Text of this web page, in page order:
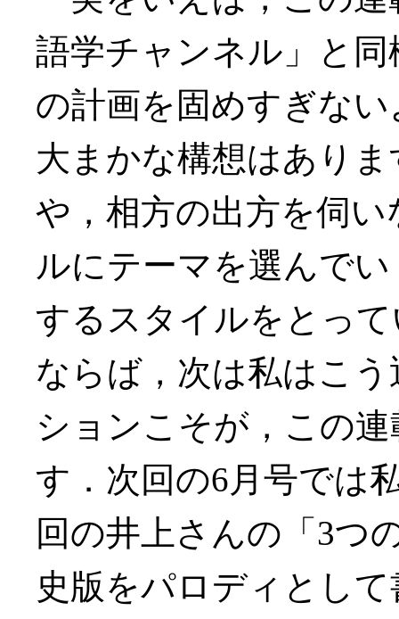
語学チャンネル」と
の計画を固めすぎな
大まかな構想はあり
や，相方の出方を伺
ルにテーマを選んで
するスタイルをとっ
ならば，次は私はこ
ションこそが，この
す．次回の6月号では
回の井上さんの「3つ
史版をパロディとし